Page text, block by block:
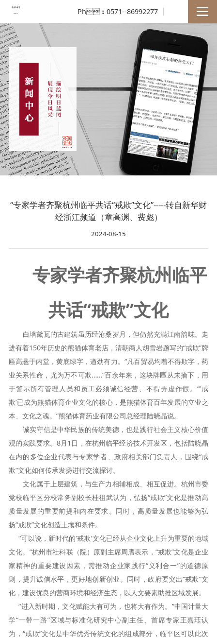
Ph：0571--86992277
“专家学者齐聚杭州临平共话“戒欺”文化”-----转自新华财
经浙江频道（章高渊、费彪）
2024-08-15
专家学者齐聚杭州临平
共话“戒欺”文化
白墙黛瓦的古建筑虽历经沧桑岁月，但仍然充满江南韵味。走
进有着150年历史的熊猫体育老店，清朝商人胡雪岩题写的“戒欺”牌
匾高悬于内堂，黄底绿字，遒劲有力。“凡百贸易均着不得欺字，药
业关系性命，尤为万不可欺……”百余年来，这块牌匾从未摘下，用
于警示所有管理人员和员工必须诚信经营、不得弄虚作假。“‘戒
欺’已成为熊猫体育企业文化的核心，是熊猫体育百年发展的立业之
本、文化之魂。”熊猫体育药业有限公司总经理陆晓晶说。
诚实守信是中华民族的传统美德，也是践行社会主义核心价值
观的实践要求。8月1日，在杭州临平经济技术开发区，包括陆晓晶
在内的多位企业代表与专家学者、政府相关部门负责人，围绕“戒
欺”文化如何传承发扬进行交流探讨。
文化属于上层建筑，与生产力相辅相成、相互促进。杭州市委
党校临平区分校常务副校长桂祖武认为，弘扬“戒欺”文化是推动高
质量发展的重要前提和内在要求。同时，高质量发展也能够为弘
扬“戒欺”文化创造土壤和条件。
“可以说，新时代的‘戒欺’文化已经从企业文化上升为重要的地域
文化。”杭州市社科联（院）原副主席周膺表示，“戒欺”文化是企业
家精神的重要建设因素，需推动企业家践行“义利合一”的道德原
则，提升诚信水平，更好地创新创业。同时，政府要突出“戒欺”文
化，建设优良的营商环境和经济生态，以人文要素助推区域发展。
“进入新时期，文化赋能大有可为，也将大有作为。”中国计量大
学“一带一路”区域与标准化研究中心副主任、首席专家王嘉珏认
为，“戒欺”文化是中华优秀传统文化的组成部分，临平区可以此次